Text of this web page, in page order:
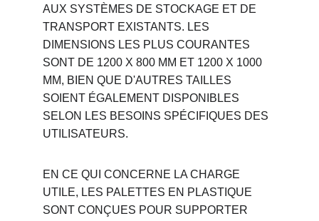
AUX SYSTÈMES DE STOCKAGE ET DE
TRANSPORT EXISTANTS. LES
DIMENSIONS LES PLUS COURANTES
SONT DE 1200 X 800 MM ET 1200 X 1000
MM, BIEN QUE D'AUTRES TAILLES
SOIENT ÉGALEMENT DISPONIBLES
SELON LES BESOINS SPÉCIFIQUES DES
UTILISATEURS.
EN CE QUI CONCERNE LA CHARGE
UTILE, LES PALETTES EN PLASTIQUE
SONT CONÇUES POUR SUPPORTER